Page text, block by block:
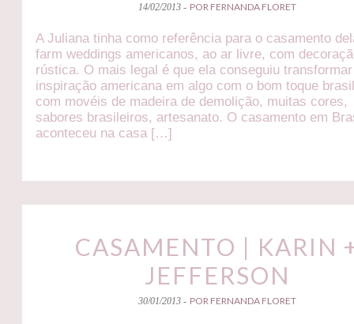
14/02/2013 - POR FERNANDA FLORET
A Juliana tinha como referência para o casamento
farm weddings americanos, ao ar livre, com
rústica. O mais legal é que ela conseguiu
inspiração americana em algo com o bom toque
com movéis de madeira de demolição, muitas cores,
sabores brasileiros, artesanato. O casamento em
aconteceu na casa […]
CASAMENTO | KARIN
JEFFERSON
30/01/2013 - POR FERNANDA FLORET